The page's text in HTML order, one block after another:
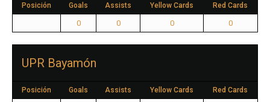
Posición Goals Assists Yellow Cards Red Cards
0 0 0 0
UPR Bayamón
Posición Goals Assists Yellow Cards Red Cards